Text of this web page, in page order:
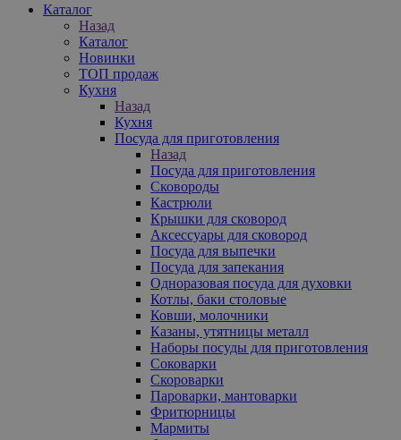
Каталог
Назад
Каталог
Новинки
ТОП продаж
Кухня
Назад
Кухня
Посуда для приготовления
Назад
Посуда для приготовления
Сковороды
Кастрюли
Крышки для сковород
Аксессуары для сковород
Посуда для выпечки
Посуда для запекания
Одноразовая посуда для духовки
Котлы, баки столовые
Ковши, молочники
Казаны, утятницы металл
Наборы посуды для приготовления
Соковарки
Скороварки
Пароварки, мантоварки
Фритюрницы
Мармиты